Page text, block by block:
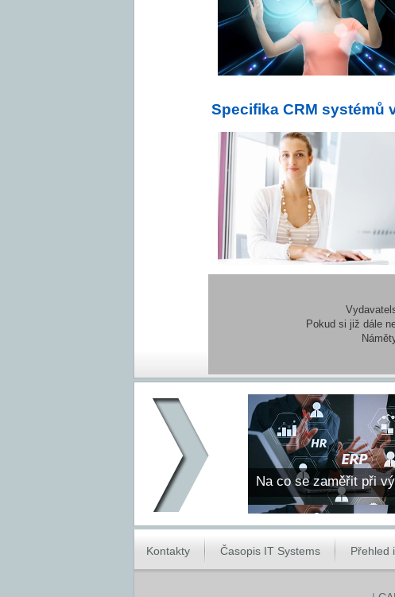
Specifika CRM systémů
Pokud si již dále
Na co se zaměřit při
Kontakty Časopis IT Systems Přehled